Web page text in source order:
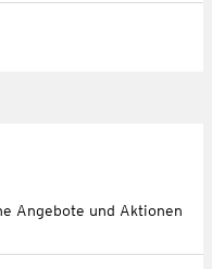
Angebote und Aktionen